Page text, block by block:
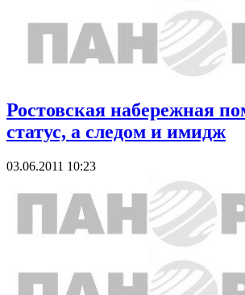
Ростовская набережная
статус, а следом и имидж
03.06.2011 10:23